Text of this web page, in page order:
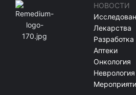
НОВОСТИ
Лекарства
Разработка
Аптеки
Онкология
Неврология